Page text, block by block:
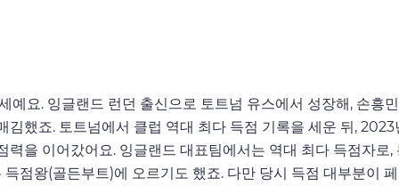
요. 잉글랜드 런던 출신으로 토트넘 유스에서 성장해, 손흥
했죠. 토트넘에서 클럽 역대 최다 득점 기록을 세운 뒤, 2023
을 이어갔어요. 잉글랜드 대표팀에서는 역대 최다 득점자로,
점왕(골든부트)에 오르기도 했죠. 다만 당시 득점 대부분이